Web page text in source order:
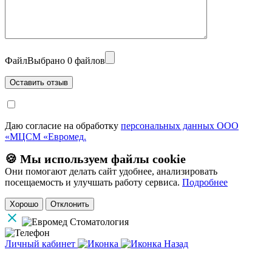
ФайлВыбрано 0 файлов
Даю согласие на обработку персональных данных ООО
«МЦСМ «Евромед.
🍪 Мы используем файлы cookie
Они помогают делать сайт удобнее, анализировать
посещаемость и улучшать работу сервиса. Подробнее
Хорошо Отклонить
Личный кабинет
Назад